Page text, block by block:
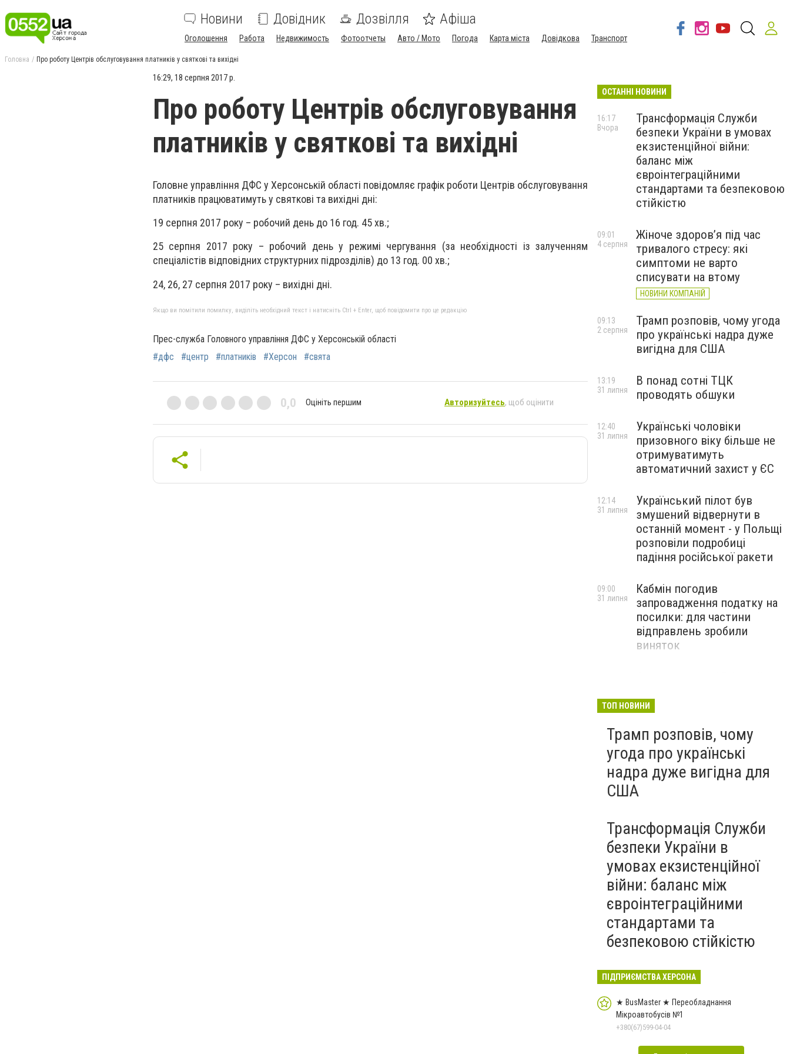
Новини Довідник Дозвілля Афіша
Оголошення Работа Недвижимость Фотоотчеты Авто / Мото Погода Карта міста Довідкова Транспорт
Головна Про роботу Центрів обслуговування платників у святкові та вихідні
16:29, 18 серпня 2017 р.
Про роботу Центрів обслуговування
платників у святкові та вихідні
Головне управління ДФС у Херсонській області повідомляє графік роботи Центрів обслуговування
платників працюватимуть у святкові та вихідні дні:
19 серпня 2017 року – робочий день до 16 год. 45 хв.;
25 серпня 2017 року – робочий день у режимі чергування (за необхідності із залученням
спеціалістів відповідних структурних підрозділів) до 13 год. 00 хв.;
24, 26, 27 серпня 2017 року – вихідні дні.
Якщо ви помітили помилку, виділіть необхідний текст і натисніть Ctrl + Enter, щоб повідомити про це редакцію
Прес-служба Головного управління ДФС у Херсонській області
#дфс
#центр #платників #Херсон #свята
0,0 Оцініть першим Авторизуйтесь, щоб оцінити
ОСТАННІ НОВИНИ
Трансформація Служби
безпеки України в умовах
екзистенційної війни:
баланс між
євроінтеграційними
стандартами та безпековою
стійкістю
16:17
Вчора
Жіноче здоров’я під час
тривалого стресу: які
симптоми не варто
списувати на втому
НОВИНИ КОМПАНІЙ
09:01
4 серпня
Трамп розповів, чому угода
про українські надра дуже
вигідна для США
09:13
2 серпня
В понад сотні ТЦК
проводять обшуки
13:19
31 липня
Українські чоловіки
призовного віку більше не
отримуватимуть
автоматичний захист у ЄС
12:40
31 липня
Український пілот був
змушений відвернути в
останній момент - у Польщі
розповіли подробиці
падіння російської ракети
12:14
31 липня
Кабмін погодив
запровадження податку на
посилки: для частини
відправлень зробили
виняток
09:00
31 липня
доброчесності й
ТОП НОВИНИ
Трамп розповів, чому
угода про українські
надра дуже вигідна для
США
Трансформація Служби
безпеки України в
умовах екзистенційної
війни: баланс між
євроінтеграційними
стандартами та
безпековою стійкістю
ПІДПРИЄМСТВА ХЕРСОНА
★ BusMaster ★ Переобладнання
Мікроавтобусів №1
+380(67)599-04-04